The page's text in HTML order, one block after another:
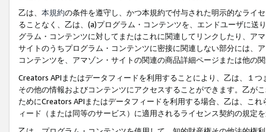
乙は、 本規約の条件を遵守し、かつ本規約で付与された明示的なライ
ることなく、乙は、(a)プログラム・コンテンツを、エンドユーザに
グラム・コンテンツに対してまたはこれに関連してリンクしたり、ア
サイトのうちプログラム・コンテンツに密接に関連しない部分には、
コンテンツを、アマゾン・サイトの関連の商品詳細ページまたは他の
Creators APIまたはデータフィードを利用することにより、乙は、１
その他の情報およびコンテンツにアクセスすることができます。乙が
ためにCreators APIまたはデータフィードを利用する場合、乙は、こ
ィード（または同等のサービス）に適用されるライセンス契約の規定